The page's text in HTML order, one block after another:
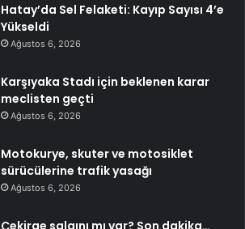
Hatay’da Sel Felaketi: Kayıp Sayısı 4’e
Yükseldi
Ağustos 6, 2026
Karşıyaka Stadı için beklenen karar
meclisten geçti
Ağustos 6, 2026
Motokurye, skuter ve motosiklet
sürücülerine trafik yasağı
Ağustos 6, 2026
Çekirge salgını mı var? Son dakika…